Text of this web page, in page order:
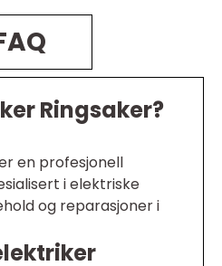
Ringsaker?
en profesjonell
i elektriske
og reparasjoner i